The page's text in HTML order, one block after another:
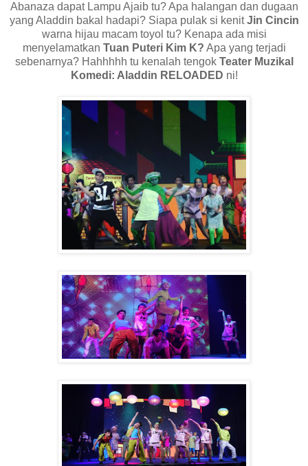
Abanaza dapat Lampu Ajaib tu? Apa halangan dan dugaan
yang Aladdin bakal hadapi? Siapa pulak si kenitJin Cincin
warna hijau macam toyol tu? Kenapa ada misi
menyelamatkan Tuan Puteri Kim K? Apa yang terjadi
sebenarnya? Hahhhhh tu kenalah tengok Teater Muzikal
Komedi: Aladdin RELOADED ni!